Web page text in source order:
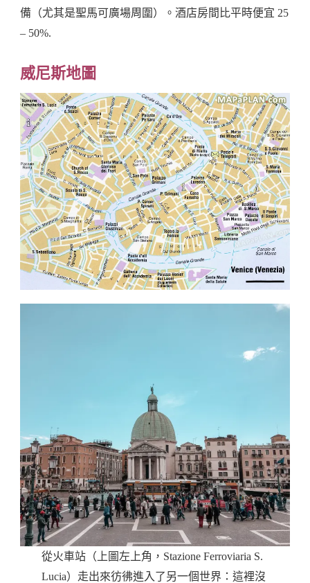
備（尤其是聖馬可廣場周圍）。酒店房間比平時便宜 25
– 50%.
威尼斯地圖
從火車站（上圖左上角，Stazione Ferroviaria S.
Lucia）走出來彷彿進入了另一個世界：這裡沒